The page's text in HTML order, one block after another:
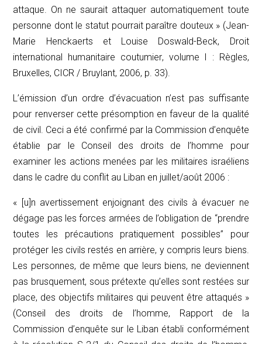
attaque. On ne saurait attaquer automatiquement toute
personne dont le statut pourrait paraître douteux » (Jean-
Marie Henckaerts et Louise Doswald-Beck, Droit
international humanitaire coutumier, volume I : Règles,
Bruxelles, CICR / Bruylant, 2006, p. 33).
L’émission d’un ordre d’évacuation n’est pas suffisante
pour renverser cette présomption en faveur de la qualité
de civil. Ceci a été confirmé par la Commission d’enquête
établie par le Conseil des droits de l’homme pour
examiner les actions menées par les militaires israéliens
dans le cadre du conflit au Liban en juillet/août 2006 :
« [u]n avertissement enjoignant des civils à évacuer ne
dégage pas les forces armées de l’obligation de ‘‘prendre
toutes les précautions pratiquement possibles’’ pour
protéger les civils restés en arrière, y compris leurs biens.
Les personnes, de même que leurs biens, ne deviennent
pas brusquement, sous prétexte qu’elles sont restées sur
place, des objectifs militaires qui peuvent être attaqués »
(Conseil des droits de l’homme, Rapport de la
Commission d’enquête sur le Liban établi conformément